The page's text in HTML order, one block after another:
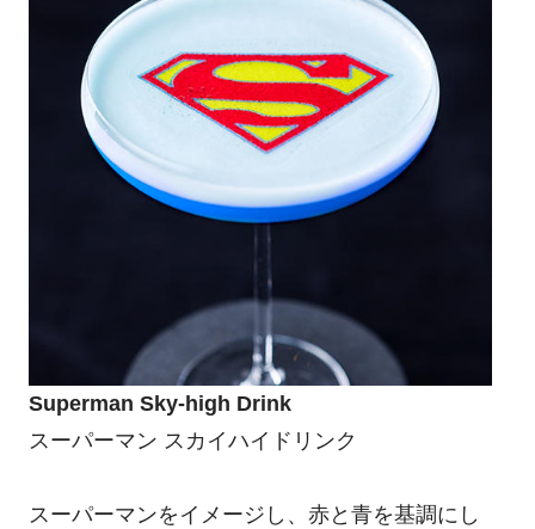
Superman Sky-high Drink
スーパーマン スカイハイドリンク
スーパーマンをイメージし、赤と青を基調にし